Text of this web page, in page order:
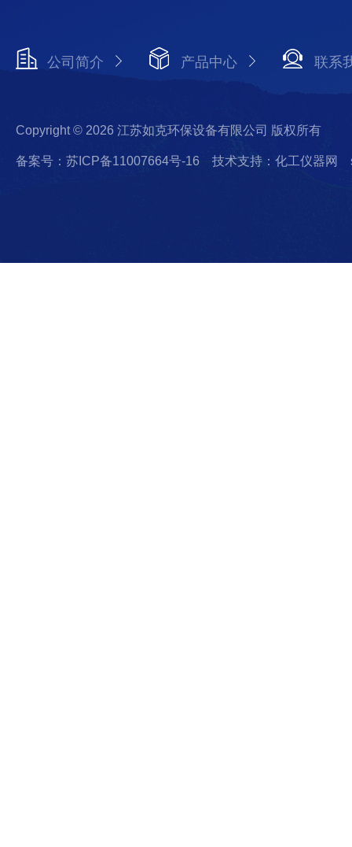
公司简介 产品中心 联系
Copyright © 2026 江苏如克环保设备有限公司 版权所有
备案号：苏ICP备11007664号-16 技术支持：化工仪器网